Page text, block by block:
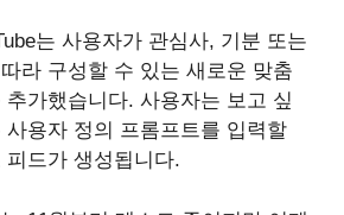
는 사용자가 관심사, 기분 또는
라 구성할 수 있는 새로운 맞춤
가했습니다. 사용자는 보고 싶
사용자 정의 프롬프트를 입력할
드가 생성됩니다.